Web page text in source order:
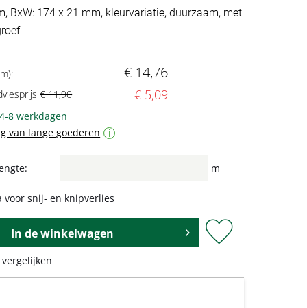
BxW: 174 x 21 mm, kleurvariatie, duurzaam, met
€ 14,76
€ 11,90 € 5,09
8 werkdagen
van lange goederen
i
m
voor snij- en knipverlies
In de winkelwagen